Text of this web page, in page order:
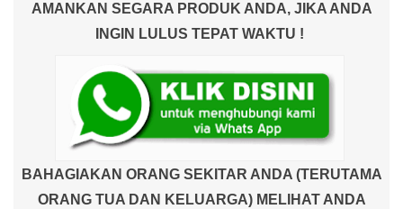
AMANKAN SEGARA PRODUK ANDA, JIKA ANDA
INGIN LULUS TEPAT WAKTU !
BAHAGIAKAN ORANG SEKITAR ANDA (TERUTAMA
ORANG TUA DAN KELUARGA) MELIHAT ANDA